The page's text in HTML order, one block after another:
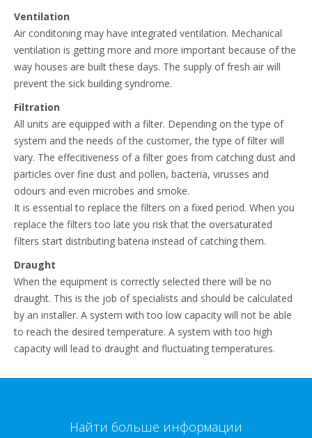
Ventilation
Air conditoning may have integrated ventilation. Mechanical
ventilation is getting more and more important because of the
way houses are built these days. The supply of fresh air will
prevent the sick building syndrome.
Filtration
All units are equipped with a filter. Depending on the type of
system and the needs of the customer, the type of filter will
vary. The effecitiveness of a filter goes from catching dust and
particles over fine dust and pollen, bacteria, virusses and
odours and even microbes and smoke.
It is essential to replace the filters on a fixed period. When you
replace the filters too late you risk that the oversaturated
filters start distributing bateria instead of catching them.
Draught
When the equipment is correctly selected there will be no
draught. This is the job of specialists and should be calculated
by an installer. A system with too low capacity will not be able
to reach the desired temperature. A system with too high
capacity will lead to draught and fluctuating temperatures.
Найти больше информации